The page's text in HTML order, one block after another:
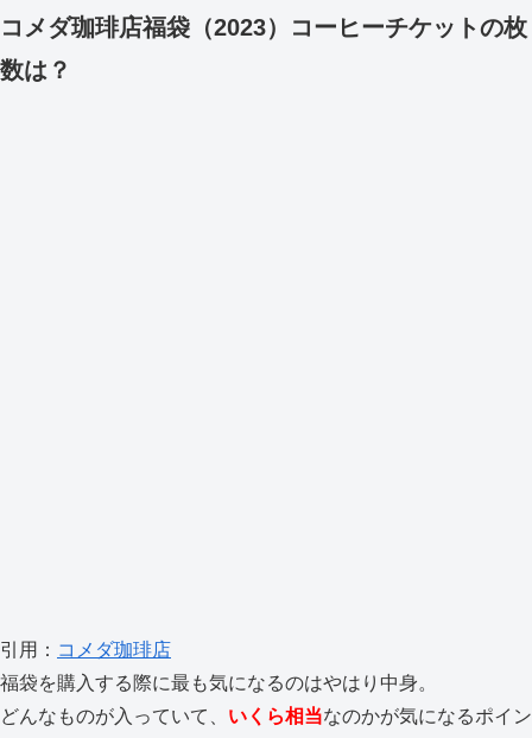
コメダ珈琲店福袋（2023）コーヒーチケットの枚
数は？
引用： コメダ珈琲店
福袋を購入する際に最も気になるのはやはり中身。
どんなものが入っていて、 いくら相当なのかが気になるポイン